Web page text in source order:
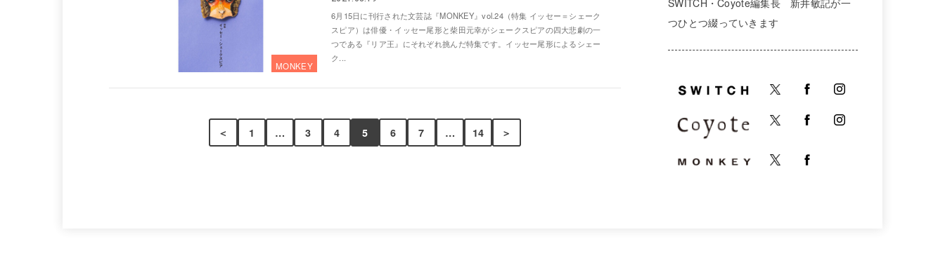
MONKEY
6月15日に刊行された文芸誌『MONKEY』vol.24（特集 イッセー＝シェーク
スピア）は俳優・イッセー尾形と柴田元幸がシェークスピアの四大悲劇の一
つである『リア王』にそれぞれ挑んだ特集です。イッセー尾形によるシェー
ク...
＜ 1 … 3 4 5 6 7 … 14 ＞
つひとつ綴っていきます